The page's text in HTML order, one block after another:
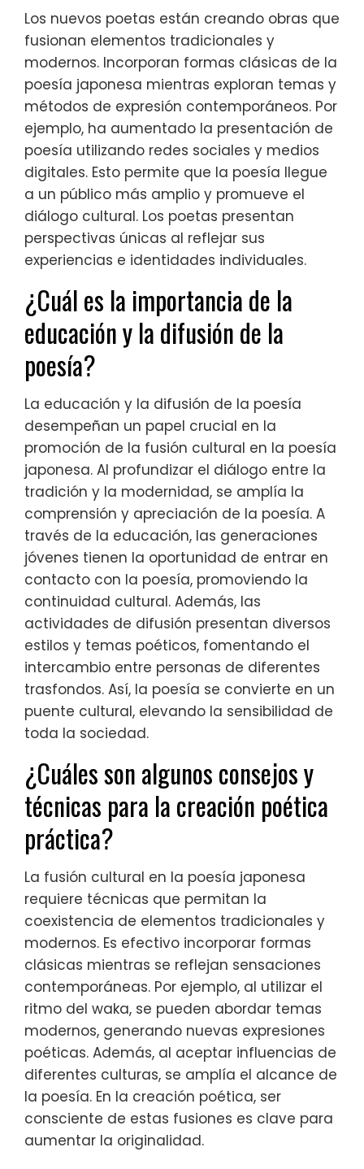
Los nuevos poetas están creando obras que
fusionan elementos tradicionales y
modernos. Incorporan formas clásicas de la
poesía japonesa mientras exploran temas y
métodos de expresión contemporáneos. Por
ejemplo, ha aumentado la presentación de
poesía utilizando redes sociales y medios
digitales. Esto permite que la poesía llegue
a un público más amplio y promueve el
diálogo cultural. Los poetas presentan
perspectivas únicas al reflejar sus
experiencias e identidades individuales.
¿Cuál es la importancia de la
educación y la difusión de la
poesía?
La educación y la difusión de la poesía
desempeñan un papel crucial en la
promoción de la fusión cultural en la poesía
japonesa. Al profundizar el diálogo entre la
tradición y la modernidad, se amplía la
comprensión y apreciación de la poesía. A
través de la educación, las generaciones
jóvenes tienen la oportunidad de entrar en
contacto con la poesía, promoviendo la
continuidad cultural. Además, las
actividades de difusión presentan diversos
estilos y temas poéticos, fomentando el
intercambio entre personas de diferentes
trasfondos. Así, la poesía se convierte en un
puente cultural, elevando la sensibilidad de
toda la sociedad.
¿Cuáles son algunos consejos y
técnicas para la creación poética
práctica?
La fusión cultural en la poesía japonesa
requiere técnicas que permitan la
coexistencia de elementos tradicionales y
modernos. Es efectivo incorporar formas
clásicas mientras se reflejan sensaciones
contemporáneas. Por ejemplo, al utilizar el
ritmo del waka, se pueden abordar temas
modernos, generando nuevas expresiones
poéticas. Además, al aceptar influencias de
diferentes culturas, se amplía el alcance de
la poesía. En la creación poética, ser
consciente de estas fusiones es clave para
aumentar la originalidad.